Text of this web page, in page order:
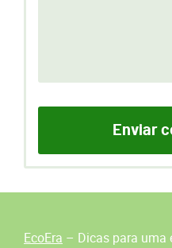
EcoEra – Dicas para uma